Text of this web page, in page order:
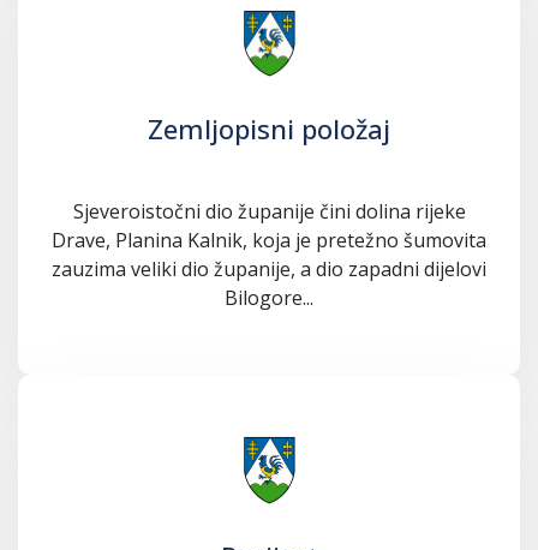
Zemljopisni položaj
Sjeveroistočni dio županije čini dolina rijeke
Drave, Planina Kalnik, koja je pretežno šumovita
zauzima veliki dio županije, a dio zapadni dijelovi
Bilogore...